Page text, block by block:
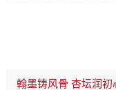
翰墨铸风骨 杏坛润